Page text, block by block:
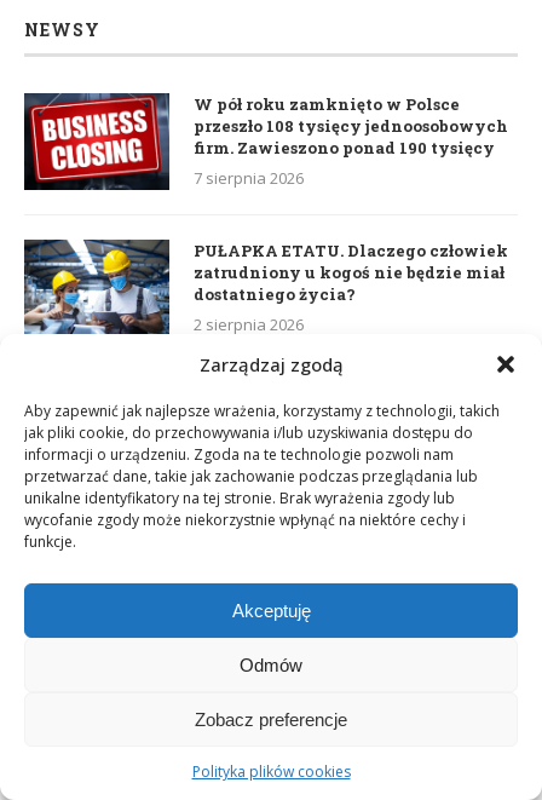
Zarządzaj zgodą
Aby zapewnić jak najlepsze wrażenia, korzystamy z technologii, takich
jak pliki cookie, do przechowywania i/lub uzyskiwania dostępu do
informacji o urządzeniu. Zgoda na te technologie pozwoli nam
przetwarzać dane, takie jak zachowanie podczas przeglądania lub
unikalne identyfikatory na tej stronie. Brak wyrażenia zgody lub
wycofanie zgody może niekorzystnie wpłynąć na niektóre cechy i
funkcje.
Akceptuję
Odmów
Zobacz preferencje
Polityka plików cookies
NEWSY
W pół roku zamknięto w Polsce
przeszło 108 tysięcy jednoosobowych
firm. Zawieszono ponad 190 tysięcy
7 sierpnia 2026
PUŁAPKA ETATU. Dlaczego człowiek
zatrudniony u kogoś nie będzie miał
dostatniego życia?
2 sierpnia 2026
zrównoważonego rozwoju za rok 2026
podkreśla pozytywny wpływ
społeczny
2 sierpnia 2026
WYWIADY
Kamila Kraska & Patrycja Panek.
W dobrym MLM człowiek rośnie